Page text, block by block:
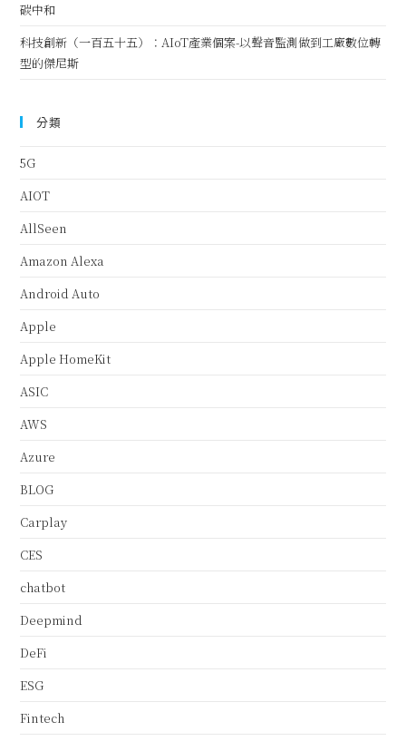
碳中和
科技創新（一百五十五）：AIoT產業個案-以聲音監測做到工廠數位轉
型的傑尼斯
分類
5G
AIOT
AllSeen
Amazon Alexa
Android Auto
Apple
Apple HomeKit
ASIC
AWS
Azure
BLOG
Carplay
CES
chatbot
Deepmind
DeFi
ESG
Fintech